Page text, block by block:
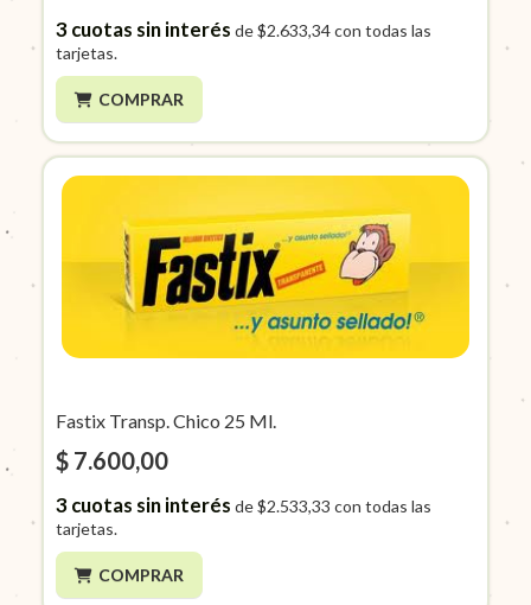
3cuotas sin interés de$2.633,34con todas las
tarjetas.
COMPRAR
Fastix Transp. Chico 25 Ml.
$ 7.600,00
3cuotas sin interés de$2.533,33 con todas las
tarjetas.
COMPRAR